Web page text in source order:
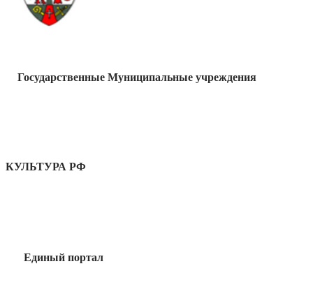
Государственные Муниципальные учреждения
КУЛЬТУРА РФ
Единый портал